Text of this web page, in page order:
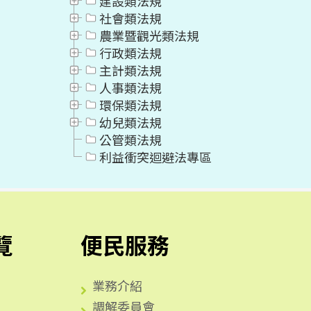
社會類法規
農業暨觀光類法規
行政類法規
主計類法規
人事類法規
環保類法規
幼兒類法規
公管類法規
利益衝突迴避法專區
便民服務
業務介紹
調解委員會